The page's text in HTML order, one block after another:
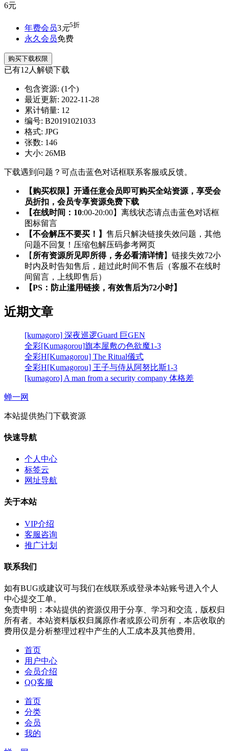
6元
年费会员3元5折
永久会员免费
购买下载权限
已有12 人解锁下载
包含资源: (1个)
最近更新: 2022-11-28
累计销量: 12
编号: B20191021033
格式: JPG
张数: 146
大小: 26MB
下载遇到问题？可点击蓝色对话框联系客服或反馈。
【购买权限】开通任意会员即可购买全站资源，享受会
员折扣，会员专享资源免费下载
【在线时间：10:00-20:00】离线状态请点击蓝色对话框
图标留言
【不会解压不要买！】 售后只解决链接失效问题，其他
问题不回复！压缩包解压码参考网页
【 所有资源所见即所得，务必看清详情】链接失效72小
时内及时告知售后，超过此时间不售后（客服不在线时
间留言，上线即售后）
【PS：防止滥用链接，有效售后为72小时】
近期文章
[kumagoro] 深夜巡逻Guard 巨GEN
全彩[Kumagorou]旗本屋敷の色欲魔1-3
全彩H[Kumagorou] The Ritual儀式
全彩H[Kumagorou] 王子与侍从阿努比斯1-3
[kumagoro] A man from a security company 体格差
蝉一网
本站提供热门下载资源
快速导航
个人中心
标签云
网址导航
关于本站
VIP介绍
客服咨询
推广计划
联系我们
如有BUG或建议可与我们在线联系或登录本站账号进入个人
中心提交工单。
免责申明：本站提供的资源仅用于分享、学习和交流，版权归
所有者。本站资料版权归属原作者或原公司所有，本店收取的
费用仅是分析整理过程中产生的人工成本及其他费用。
首页
用户中心
会员介绍
QQ客服
首页
分类
会员
我的